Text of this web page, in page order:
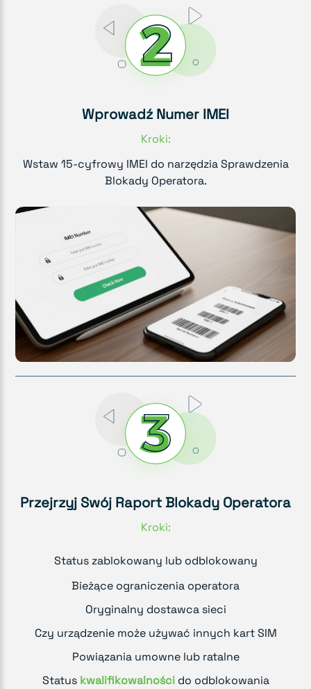
Wprowadź Numer IMEI
Kroki:
Wstaw 15-cyfrowy IMEI do narzędzia Sprawdzenia
Blokady Operatora.
Przejrzyj Swój Raport Blokady Operatora
Kroki:
Status zablokowany lub odblokowany
Bieżące ograniczenia operatora
Oryginalny dostawca sieci
Czy urządzenie może używać innych kart SIM
Powiązania umowne lub ratalne
Status kwalifikowalności do odblokowania